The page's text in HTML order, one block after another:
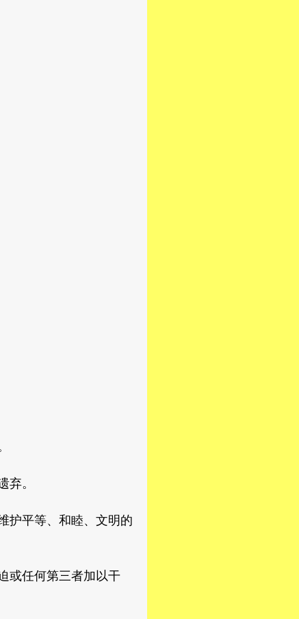
。
平等、和睦、文明的
或任何第三者加以干